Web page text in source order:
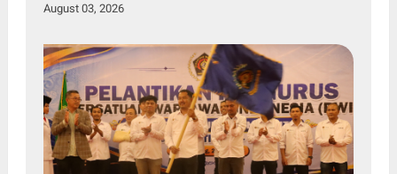
August 03, 2026